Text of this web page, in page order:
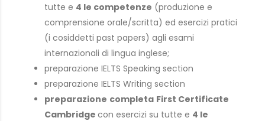
tutte e 4 le competenze (produzione e
comprensione orale/scritta) ed esercizi pratici
(i cosiddetti past papers) agli esami
internazionali di lingua inglese;
preparazione IELTS Speaking section
preparazione IELTS Writing section
preparazione completa First Certificate
Cambridge con esercizi su tutte e 4 le